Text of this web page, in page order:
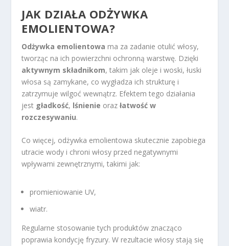
JAK DZIAŁA ODŻYWKA
EMOLIENTOWA?
Odżywka emolientowa ma za zadanie otulić włosy,
tworząc na ich powierzchni ochronną warstwę. Dzięki
aktywnym składnikom, takim jak oleje i woski, łuski
włosa są zamykane, co wygładza ich strukturę i
zatrzymuje wilgoć wewnątrz. Efektem tego działania
jest gładkość, lśnienie orazłatwość w
rozczesywaniu.
Co więcej, odżywka emolientowa skutecznie zapobiega
utracie wody i chroni włosy przed negatywnymi
wpływami zewnętrznymi, takimi jak:
promieniowanie UV,
wiatr.
Regularne stosowanie tych produktów znacząco
poprawia kondycję fryzury. W rezultacie włosy stają się